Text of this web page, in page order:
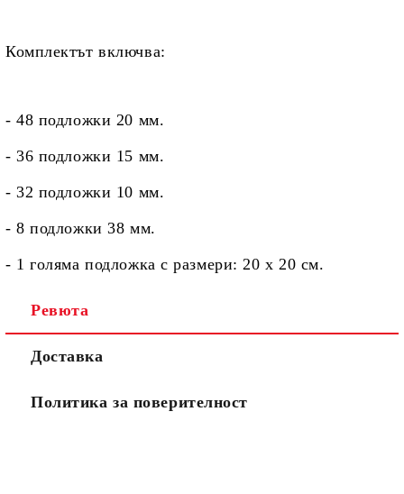
Комплектътвключва:
- 48 подложки 20 мм.
- 36 подложки 15 мм.
- 32 подложки 10 мм.
- 8 подложки 38 мм.
- 1 голяма подложка с размери: 20 x 20 см.
Ревюта
Доставка
Политика за поверителност